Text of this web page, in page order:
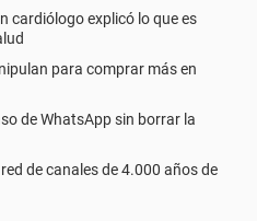
cardiólogo explicó lo que es
para comprar más en
de WhatsApp sin borrar la
de canales de 4.000 años de